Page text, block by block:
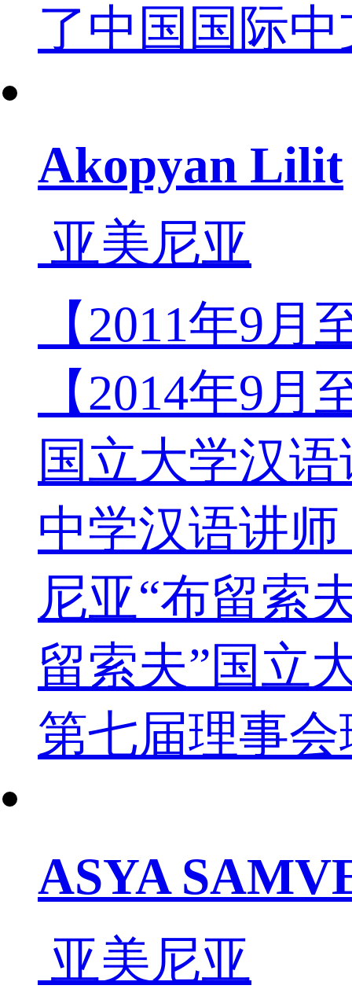
了中国国际
Akopyan Lilit
亚美尼亚
【2011年9
【2014年9
国立大学汉
中学汉语讲
尼亚“布留索
留索夫”国立
第七届理事
ASYA
亚美尼亚